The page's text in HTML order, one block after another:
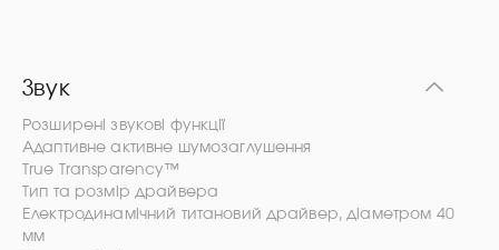
Звук
Розширені звукові функції
Адаптивне активне шумозаглушення
True Transparency™
Тип та розмір драйвера
Електродинамічний титановий драйвер, діаметром 40
мм